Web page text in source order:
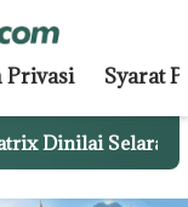
Privasi Syarat
Selaras dengan